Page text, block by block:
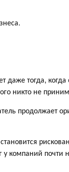
даже тогда,
никто не
продолжает
у компаний